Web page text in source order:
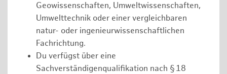
Geowissenschaften, Umweltwissenschaften,
Umwelttechnik oder einer vergleichbaren
natur- oder ingenieurwissenschaftlichen
Fachrichtung.
Du verfügst über eine
Sachverständigenqualifikation nach § 18